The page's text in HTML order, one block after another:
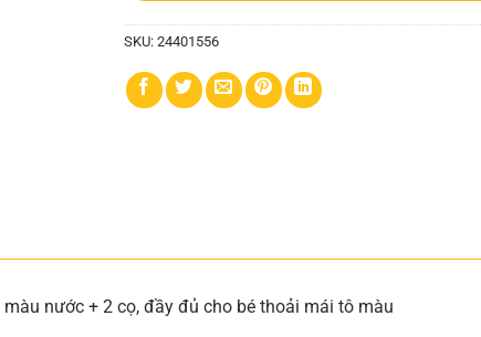
SKU: 24401556
nước + 2 cọ, đầy đủ cho bé thoải mái tô màu